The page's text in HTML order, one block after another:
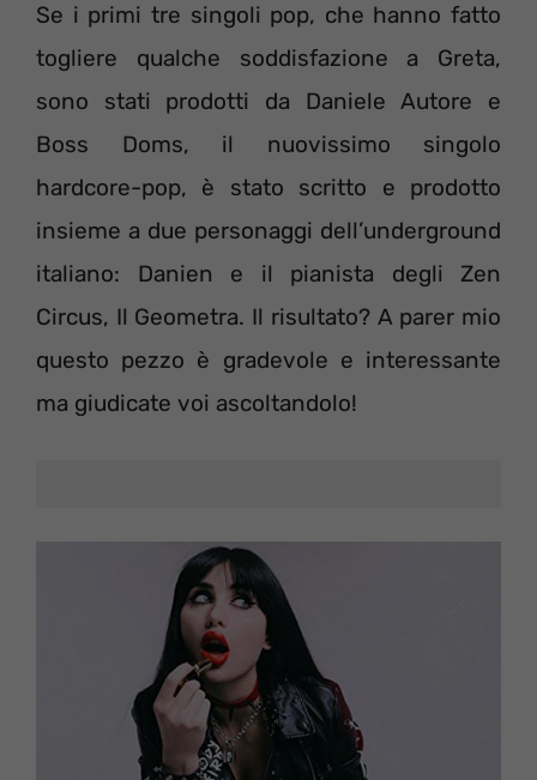
Se i primi tre singoli pop, che hanno fatto
togliere qualche soddisfazione a Greta,
sono stati prodotti da Daniele Autore e
Boss Doms, il nuovissimo singolo
hardcore-pop, è stato scritto e prodotto
insieme a due personaggi dell’underground
italiano: Danien e il pianista degli Zen
Circus, Il Geometra. Il risultato? A parer mio
questo pezzo è gradevole e interessante
ma giudicate voi ascoltandolo!